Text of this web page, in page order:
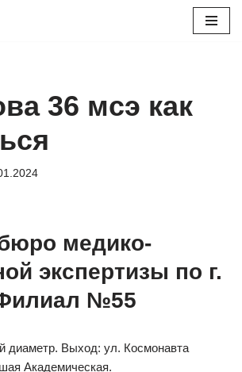
36 мсэ как
медико-
экспертизы по г.
№55
диаметр. Выход: ул. Космонавта
Академическая.